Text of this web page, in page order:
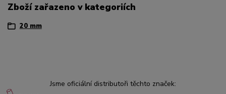
Zboží zařazeno v kategoriích
20 mm
Jsme oficiální distributoři těchto značek: